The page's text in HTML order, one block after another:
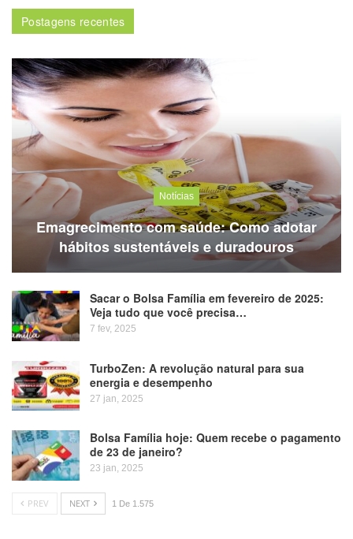
Postagens recentes
Notícias
Emagrecimento com saúde: Como adotar
hábitos sustentáveis e duradouros
Sacar o Bolsa Família em fevereiro de 2025:
Veja tudo que você precisa…
7 fev, 2025
TurboZen: A revolução natural para sua
energia e desempenho
27 jan, 2025
Bolsa Família hoje: Quem recebe o pagamento
de 23 de janeiro?
23 jan, 2025
PREV NEXT 1 De 1.575